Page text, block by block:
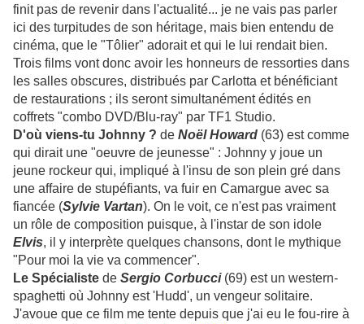
finit pas de revenir dans l'actualité... je ne vais pas parler
ici des turpitudes de son héritage, mais bien entendu de
cinéma, que le "Tôlier" adorait et qui le lui rendait bien.
Trois films vont donc avoir les honneurs de ressorties dans
les salles obscures, distribués par Carlotta et bénéficiant
de restaurations ; ils seront simultanément édités en
coffrets "combo DVD/Blu-ray" par TF1 Studio.
D'où viens-tu Johnny ? de Noël Howard (63) est comme
qui dirait une "oeuvre de jeunesse" : Johnny y joue un
jeune rockeur qui, impliqué à l'insu de son plein gré dans
une affaire de stupéfiants, va fuir en Camargue avec sa
fiancée (Sylvie Vartan). On le voit, ce n'est pas vraiment
un rôle de composition puisque, à l'instar de son idole
Elvis, il y interprète quelques chansons, dont le mythique
"Pour moi la vie va commencer".
Le Spécialiste de Sergio Corbucci(69) est un western-
spaghetti où Johnny est 'Hudd', un vengeur solitaire.
J'avoue que ce film me tente depuis que j'ai eu le fou-rire à